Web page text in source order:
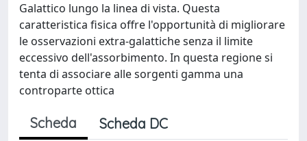
Galattico lungo la linea di vista. Questa
caratteristica fisica offre l'opportunità di migliorare
le osservazioni extra-galattiche senza il limite
eccessivo dell'assorbimento. In questa regione si
tenta di associare alle sorgenti gamma una
controparte ottica
Scheda Scheda DC